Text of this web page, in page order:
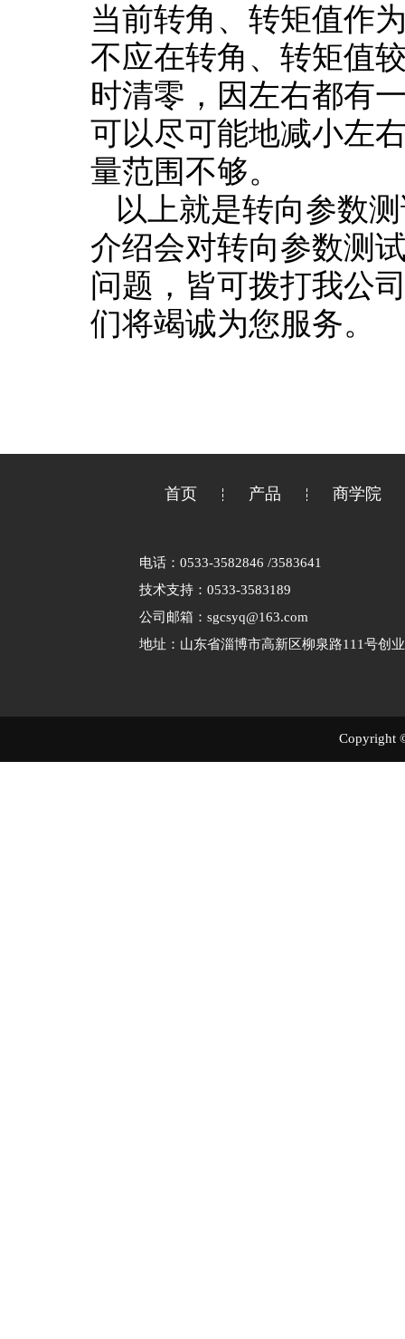
当前转角、转矩值作
不应在转角、转矩值
时清零，因左右都有
可以尽可能地减小左
量范围不够。
以上就是转向参数
介绍会对转向参数测
问题，皆可拨打我公
们将竭诚为您服务。
首页 产品 商学院
电话：0533-3582846 /3583641
技术支持：0533-3583189
公司邮箱：sgcsyq@163.com
地址：山东省淄博市高新区柳泉路111号创
Copyright